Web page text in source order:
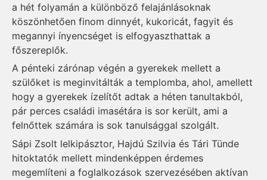
a hét folyamán a különböző felajánlásoknak
köszönhetően finom dinnyét, kukoricát, fagyit és
megannyi ínyencséget is elfogyaszthattak a
főszereplők.
A pénteki zárónap végén a gyerekek mellett a
szülőket is meginvitálták a templomba, ahol, amellett
hogy a gyerekek ízelítőt adtak a héten tanultakból,
pár perces családi imasétára is sor került, ami a
felnőttek számára is sok tanulsággal szolgált.
Sápi Zsolt lelkipásztor, Hajdú Szilvia és Tári Tünde
hitoktatók mellett mindenképpen érdemes
megemlíteni a foglalkozások szervezésében aktívan